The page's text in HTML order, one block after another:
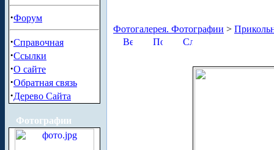
·Форум
·Справочная
·Ссылки
·О сайте
·Обратная связь
·Дерево Сайта
Фотографии
Фотогалерея. Фотографии >